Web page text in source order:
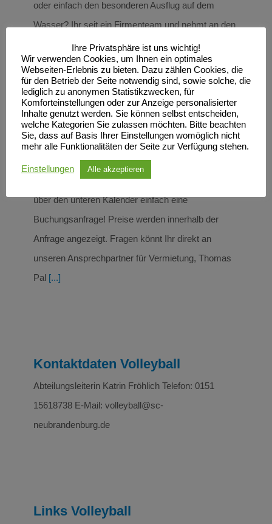
oder einfach den besonderen Ausflug auf dem
Wasser? Ihr seit ein Firmenteam und nehmt an den
Neubrandenburger Wassersportspielen teil? Ihr
möchtet euch auf den Wettkampf vorbereiten und
den Teamgeist stärken? Bei uns könnt Ihr eine
Stunde im beliebten Drachenboot paddeln und Euer
Event wird so etwas aufgepeppt. Mit ein bisschen
Ehrgeiz, Takt und Kraft verbringt Ihr auf dem
Neubrandenburger Tollensesee eine ganz
besondere Stunde. Ihr habt Lust bekommen? Stellt
über den unteren Kalender einfach eine
Buchungsanfrage! Preise werden innerhalb der
Anfrage angezeigt. Fragen könnt Ihr direkt an
unseren Ansprechpartner für Vermietung, Thomas
Pal [...]
Kontaktdaten Volleyball
Abteilungsleiterin Katrin Fröhlich Telefon: 0151
15618738 E-Mail: volleyball@sc-
neubrandenburg.de
Links Volleyball
Ihre Privatsphäre ist uns wichtig!
Wir verwenden Cookies, um Ihnen ein optimales
Webseiten-Erlebnis zu bieten. Dazu zählen Cookies, die
für den Betrieb der Seite notwendig sind, sowie solche, die
lediglich zu anonymen Statistikzwecken, für
Komforteinstellungen oder zur Anzeige personalisierter
Inhalte genutzt werden. Sie können selbst entscheiden,
welche Kategorien Sie zulassen möchten. Bitte beachten
Sie, dass auf Basis Ihrer Einstellungen womöglich nicht
mehr alle Funktionalitäten der Seite zur Verfügung stehen.
Einstellungen Alle akzeptieren